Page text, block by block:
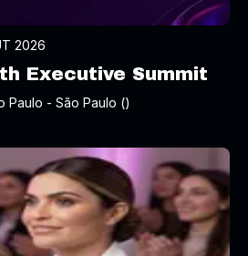
2026
Executive Summit
Paulo - São Paulo ()